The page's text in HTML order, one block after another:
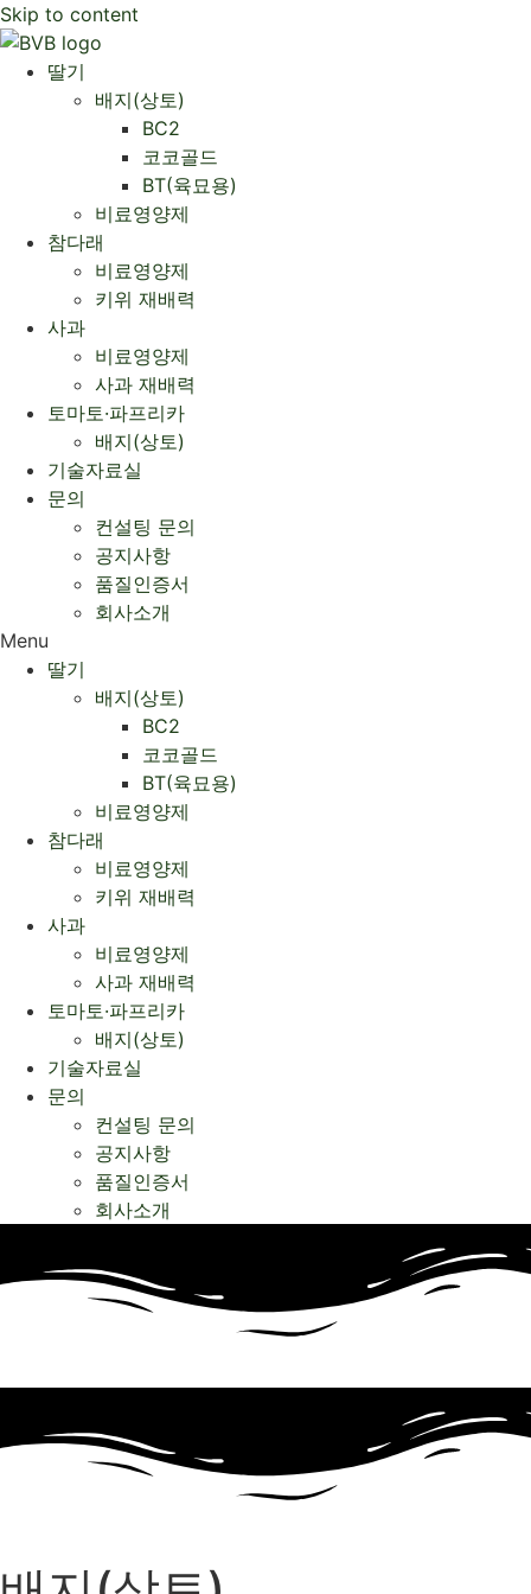
Skip to content
딸기
배지(상토)
BC2
코코골드
BT(육묘용)
비료영양제
참다래
비료영양제
키위 재배력
사과
비료영양제
사과 재배력 ​
토마토·파프리카
배지(상토)
기술자료실
문의
컨설팅 문의
공지사항
품질인증서
회사소개
Menu
딸기
배지(상토)
BC2
코코골드
BT(육묘용)
비료영양제
참다래
비료영양제
키위 재배력
사과
비료영양제
사과 재배력 ​
토마토·파프리카
배지(상토)
기술자료실
문의
컨설팅 문의
공지사항
품질인증서
회사소개